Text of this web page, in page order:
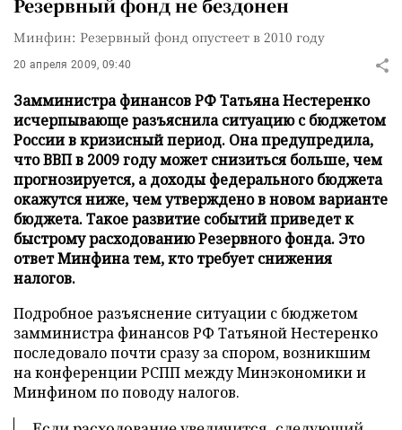
Резервный фонд не бездонен
Минфин: Резервный фонд опустеет в 2010 году
20 апреля 2009, 09:40
Замминистра финансов РФ Татьяна Нестеренко
исчерпывающе разъяснила ситуацию с бюджетом
России в кризисный период. Она предупредила,
что ВВП в 2009 году может снизиться больше, чем
прогнозируется, а доходы федерального бюджета
окажутся ниже, чем утверждено в новом варианте
бюджета. Такое развитие событий приведет к
быстрому расходованию Резервного фонда. Это
ответ Минфина тем, кто требует снижения
налогов.
Подробное разъяснение ситуации с бюджетом
замминистра финансов РФ Татьяной Нестеренко
последовало почти сразу за спором, возникшим
на конференции РСПП между Минэкономики и
Минфином по поводу налогов.